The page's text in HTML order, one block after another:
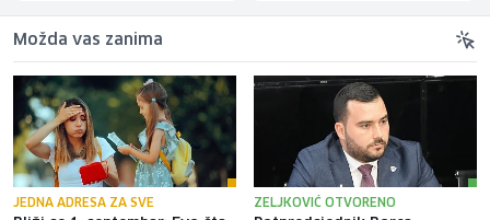
Možda vas zanima
JEDNA ADRESA ZA SVE ZELJKOVIĆ OTVORENO